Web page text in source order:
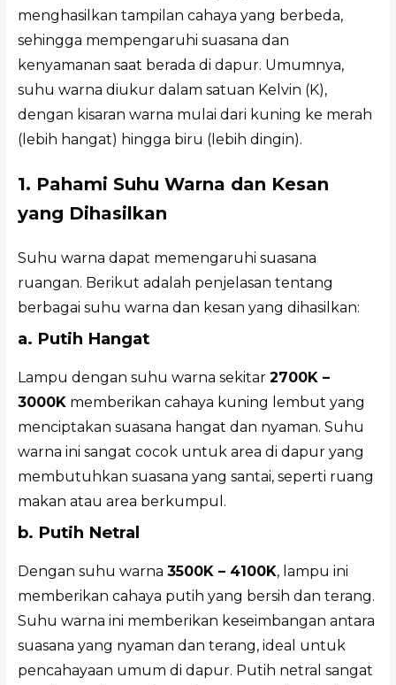
menghasilkan tampilan cahaya yang berbeda,
sehingga mempengaruhi suasana dan
kenyamanan saat berada di dapur. Umumnya,
suhu warna diukur dalam satuan Kelvin (K),
dengan kisaran warna mulai dari kuning ke merah
(lebih hangat) hingga biru (lebih dingin).
1. Pahami Suhu Warna dan Kesan
yang Dihasilkan
Suhu warna dapat memengaruhi suasana
ruangan. Berikut adalah penjelasan tentang
berbagai suhu warna dan kesan yang dihasilkan:
a. Putih Hangat
Lampu dengan suhu warna sekitar 2700K –
3000Kmemberikan cahaya kuning lembut yang
menciptakan suasana hangat dan nyaman. Suhu
warna ini sangat cocok untuk area di dapur yang
membutuhkan suasana yang santai, seperti ruang
makan atau area berkumpul.
b. Putih Netral
Dengan suhu warna 3500K – 4100K, lampu ini
memberikan cahaya putih yang bersih dan terang.
Suhu warna ini memberikan keseimbangan antara
suasana yang nyaman dan terang, ideal untuk
pencahayaan umum di dapur. Putih netral sangat